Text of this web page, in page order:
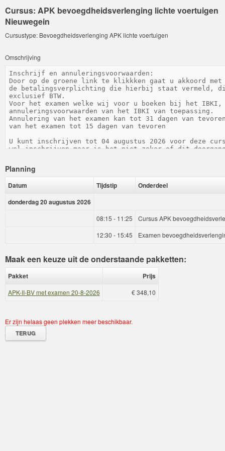
Cursus: APK bevoegdheidsverlenging lichte voertuigen
Nieuwegein
Cursustype: Bevoegdheidsverlenging APK lichte voertuigen
Omschrijving
Planning
Datum Tijdstip
Onderdeel
donderdag 20 augustus 2026
08:15 - 11:25
Cursus APK
12:30 - 15:45
Examen
Maak een keuze uit de onderstaande pakketten:
Pakket Prijs
APK-II-BV met examen 20-8-2026 € 348,10
Er zijn helaas geen plekken meer beschikbaar.
TERUG